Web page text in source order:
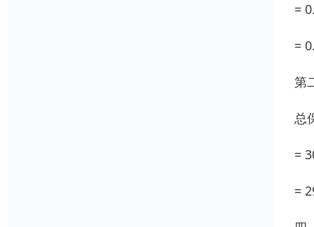
=
=
第
总
=
=